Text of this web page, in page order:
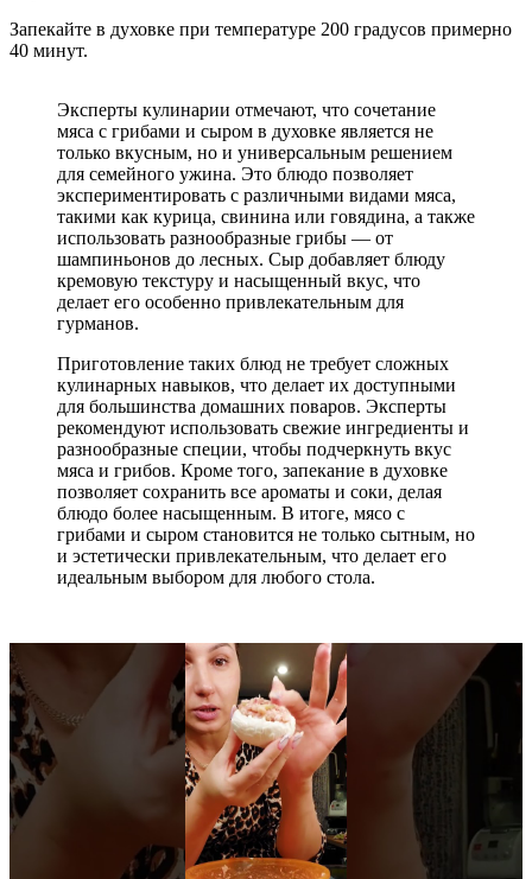
Запекайте в духовке при температуре 200 градусов примерно
40 минут.
Эксперты кулинарии отмечают, что сочетание
мяса с грибами и сыром в духовке является не
только вкусным, но и универсальным решением
для семейного ужина. Это блюдо позволяет
экспериментировать с различными видами мяса,
такими как курица, свинина или говядина, а также
использовать разнообразные грибы — от
шампиньонов до лесных. Сыр добавляет блюду
кремовую текстуру и насыщенный вкус, что
делает его особенно привлекательным для
гурманов.
Приготовление таких блюд не требует сложных
кулинарных навыков, что делает их доступными
для большинства домашних поваров. Эксперты
рекомендуют использовать свежие ингредиенты и
разнообразные специи, чтобы подчеркнуть вкус
мяса и грибов. Кроме того, запекание в духовке
позволяет сохранить все ароматы и соки, делая
блюдо более насыщенным. В итоге, мясо с
грибами и сыром становится не только сытным, но
и эстетически привлекательным, что делает его
идеальным выбором для любого стола.